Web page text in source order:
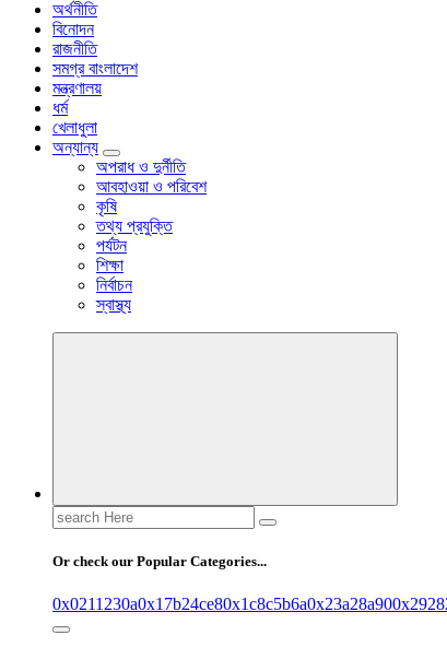
অর্থনীতি
বিনোদন
রাজনীতি
সমগ্র বাংলাদেশ
মন্ত্রণালয়
ধর্ম
খেলাধুলা
অন্যান্য
অপরাধ ও দুর্নীতি
আবহাওয়া ও পরিবেশ
কৃষি
তথ্য প্রযুক্তি
পর্যটন
শিক্ষা
নির্বাচন
স্বাস্থ্য
Search
for:
Or check our Popular Categories...
0x0211230a0x17b24ce80x1c8c5b6a0x23a28a90